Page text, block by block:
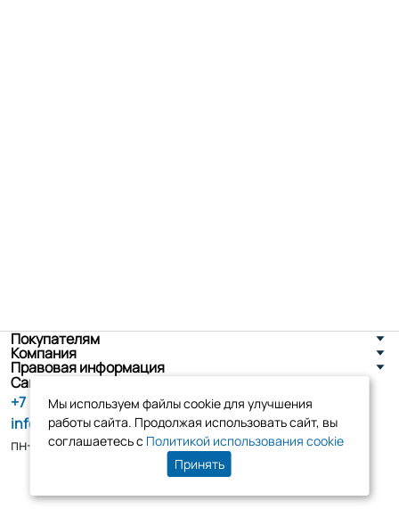
Покупателям
Компания
Правовая информация
Санкт-Петербург, ул. Новоселов д. 8
+7 (800) 555-86-90
info@tk-elko.ru
пн-пт, 10:00 - 18:00
Мы используем файлы cookie для улучшения
работы сайта. Продолжая использовать сайт, вы
соглашаетесь с Политикой использования cookie
Принять